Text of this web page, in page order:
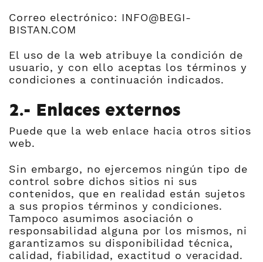
Correo electrónico: INFO@BEGI-
BISTAN.COM
El uso de la web atribuye la condición de
usuario, y con ello aceptas los términos y
condiciones a continuación indicados.
2.- Enlaces externos
Puede que la web enlace hacia otros sitios
web.
Sin embargo, no ejercemos ningún tipo de
control sobre dichos sitios ni sus
contenidos, que en realidad están sujetos
a sus propios términos y condiciones.
Tampoco asumimos asociación o
responsabilidad alguna por los mismos, ni
garantizamos su disponibilidad técnica,
calidad, fiabilidad, exactitud o veracidad.